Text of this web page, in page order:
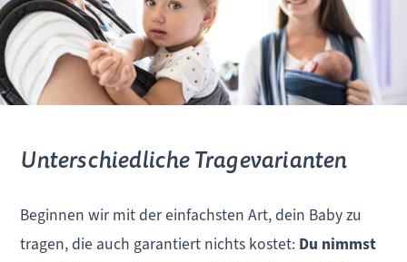
Unterschiedliche Tragevarianten
Beginnen wir mit der einfachsten Art, dein Baby zu
tragen, die auch garantiert nichts kostet: Du nimmst